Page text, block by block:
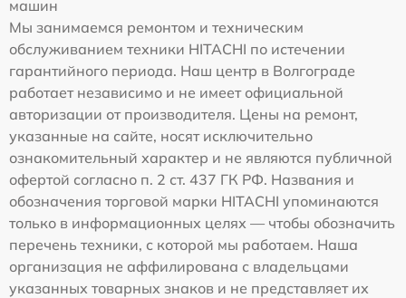
машин
Мы занимаемся ремонтом и техническим
обслуживанием техники HITACHI по истечении
гарантийного периода. Наш центр в Волгограде
работает независимо и не имеет официальной
авторизации от производителя. Цены на ремонт,
указанные на сайте, носят исключительно
ознакомительный характер и не являются публичной
офертой согласно п. 2 ст. 437 ГК РФ. Названия и
обозначения торговой марки HITACHI упоминаются
только в информационных целях — чтобы обозначить
перечень техники, с которой мы работаем. Наша
организация не аффилирована с владельцами
указанных товарных знаков и не представляет их